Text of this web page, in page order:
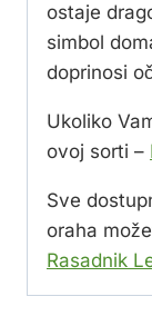
ostaje
simbol
doprinosi
Ukoliko
ovoj sorti –
Sve
oraha
Rasadnik